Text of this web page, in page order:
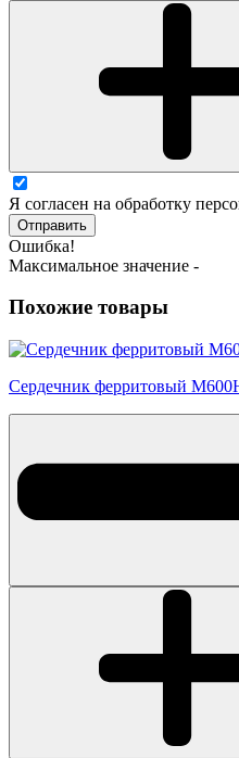
Я согласен на обработку
Отправить
Ошибка!
Максимальное значение -
Похожие товары
Сердечник ферритовый